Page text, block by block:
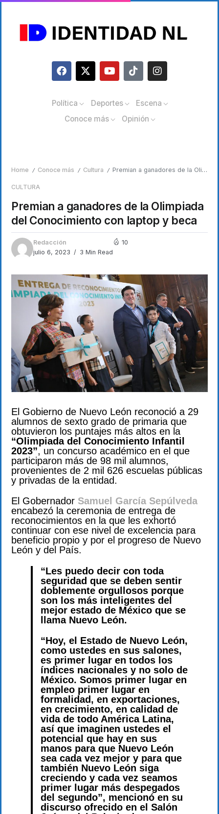
Política Deportes
Escena
Conoce más
Opinión
Home / Conoce más / Cultura / Premian a ganadores de la Olimpiada del Conocimiento con laptop y beca
CULTURA
Premian a ganadores de la Olimpiada
del Conocimiento con laptop y beca
Redacción
julio 6, 2023
3 Min Read
10
El Gobierno de Nuevo León reconoció a 29
alumnos de sexto grado de primaria que
obtuvieron los puntajes más altos en la
“Olimpiada del Conocimiento Infantil
2023”, un concurso académico en el que
participaron más de 98 mil alumnos,
provenientes de 2 mil 626 escuelas públicas
y privadas de la entidad.
El Gobernador Samuel García Sepúlveda
encabezó la ceremonia de entrega de
reconocimientos en la que les exhortó
continuar con ese nivel de excelencia para
beneficio propio y por el progreso de Nuevo
León y del País.
“Les puedo decir con toda
seguridad que se deben sentir
doblemente orgullosos porque
son los más inteligentes del
mejor estado de México que se
llama Nuevo León.
“Hoy, el Estado de Nuevo León,
como ustedes en sus salones,
es primer lugar en todos los
índices nacionales y no solo de
México. Somos primer lugar en
empleo primer lugar en
formalidad, en exportaciones,
en crecimiento, en calidad de
vida de todo América Latina,
así que imaginen ustedes el
potencial que hay en sus
manos para que Nuevo León
sea cada vez mejor y para que
también Nuevo León siga
creciendo y cada vez seamos
primer lugar más despegados
del segundo”, mencionó en su
discurso ofrecido en el Salón